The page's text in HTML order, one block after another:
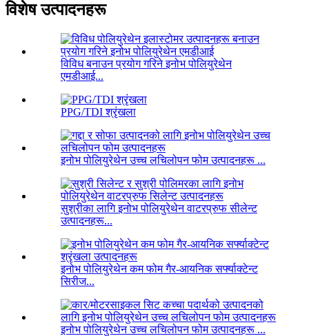
विशेष उत्पादनहरू
विविध बनाउन प्रयोग गरिने इनोभ पोलियुरेथेन
एमडीआई...
PPG/TDI श्रृंखला
इनोभ पोलियुरेथेन उच्च लचिलोपन फोम उत्पादनहरू ...
सुश्रीका लागि इनोभ पोलियुरेथेन वाटरप्रुफ सीलेन्ट
उत्पादनहरू...
इनोभ पोलियुरेथेन कम फोम गैर-आयनिक सर्फ्याक्टेन्ट
सिरीज...
इनोभ पोलियुरेथेन उच्च लचिलोपन फोम उत्पादनहरू ...